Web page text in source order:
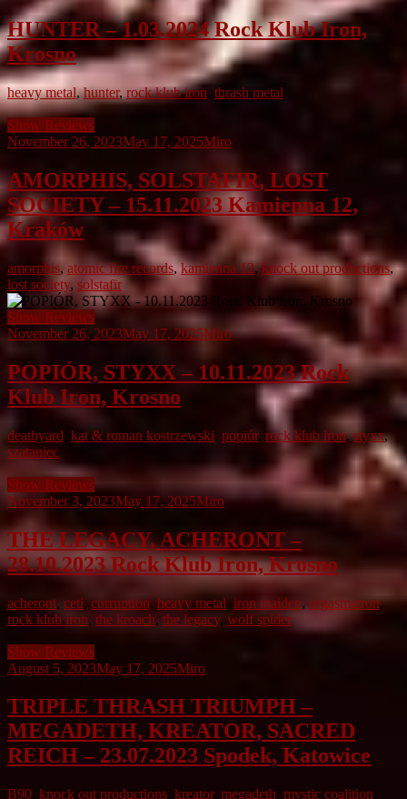
HUNTER – 1.03.2024 Rock Klub Iron,
Krosno
heavy metal,hunter,rock klub iron, thrash metal
Show Reviews
November 26, 2023May 17, 2025Miro
AMORPHIS, SOLSTAFIR, LOST
SOCIETY – 15.11.2023 Kamienna 12,
Kraków
amorphis, atomic fire records,kamienna 12,knock out productions,
lost society, solstafir
Show Reviews
November 26, 2023May 17, 2025Miro
POPIÓR, STYXX – 10.11.2023 Rock
Klub Iron, Krosno
deathyard kat & roman kostrzewski popiór, rock klub iron,styxx,
szataniec
Show Reviews
November 3, 2023May 17, 2025Miro
THE LEGACY, ACHERONT –
28.10.2023 Rock Klub Iron, Krosno
acheront, ceti, corruption, heavy metal, iron maiden, orgasmatron,
rock klub iron, the kroach, the legacy, wolf spider
Show Reviews
August 5, 2023May 17, 2025Miro
TRIPLE THRASH TRIUMPH –
MEGADETH, KREATOR, SACRED
REICH – 23.07.2023 Spodek, Katowice
B90 knock out productions kreator, megadeth mystic coalition